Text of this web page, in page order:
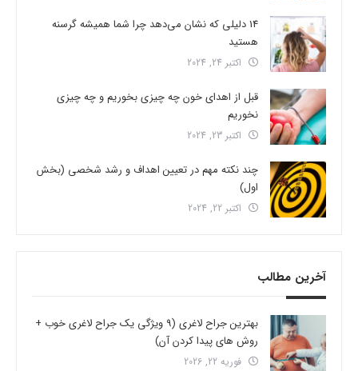
14 دلیلی که نشان می‌دهد چرا شما همیشه گرسنه
هستید
اکتبر 24, 2024
قبل از اهدای خون چه چیزی بخوریم و چه چیزی
نخوریم
اکتبر 23, 2024
چند نکته مهم در تعیین اهداف و رشد شخصی (بخش
اول)
اکتبر 22, 2024
آخرین مطالب
بهترین جراح لاغری (9 ویژگی یک جراح لاغری خوب +
روش های پیدا کردن آن)
فوریه 22, 2026